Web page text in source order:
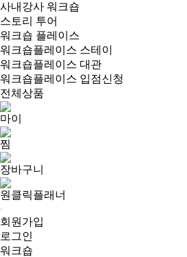
사내강사 워크숍
스토리 투어
워크숍 플레이스
워크숍플레이스 스테이
워크숍플레이스 대관
워크숍플레이스 입점신청
전체상품
마이
찜
장바구니
원클릭플래너
회원가입
로그인
워크숍